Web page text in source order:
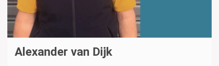
Alexander van Dijk